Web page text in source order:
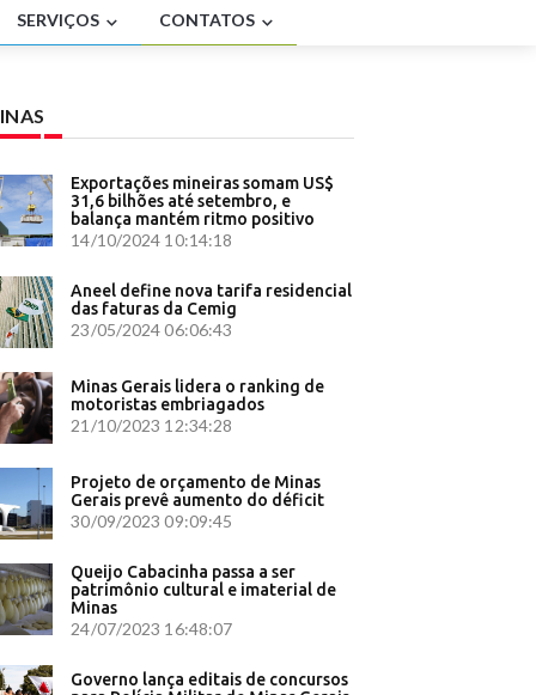
para
da
- CNN
Brasil
- ICL
Marielle
a fazer
SERVIÇOS CONTATOS
Exportações mineiras somam US$
31,6 bilhões até setembro, e
balança mantém ritmo positivo
14/10/2024 10:14:18
Aneel define nova tarifa residencial
das faturas da Cemig
23/05/2024 06:06:43
Minas Gerais lidera o ranking de
motoristas embriagados
21/10/2023 12:34:28
Projeto de orçamento de Minas
Gerais prevê aumento do déficit
30/09/2023 09:09:45
Queijo Cabacinha passa a ser
patrimônio cultural e imaterial de
Minas
24/07/2023 16:48:07
Governo lança editais de concursos